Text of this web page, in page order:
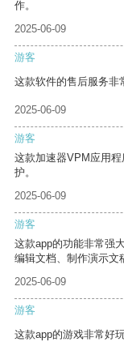
作。
2025-06-09
游客
这款软件的售后服务非
2025-06-09
游客
这款加速器VPM应用
护。
2025-06-09
游客
这款app的功能非常强
编辑文档、制作演示文
2025-06-09
游客
这款app的游戏非常好